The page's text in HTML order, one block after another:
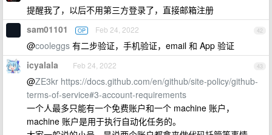
提醒我了，以后不用第三方登录了，直接邮箱注册
42
sam01101 OP Feb 24, 2022
@cooleggs 有二步验证，手机验证，email 和 App 验证
43
icyalala Feb 24, 2022
@ZE3kr https://docs.github.com/en/github/site-policy/github-
terms-of-service#3-account-requirements
一个人最多只能有一个免费账户和一个 machine 账户，
machine 账户是用于执行自动化任务的。